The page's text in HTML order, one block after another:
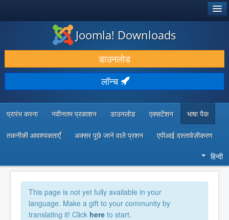
डाउनलोड करें और बढ़ाएं
खोजें और जानें
सामुदायिक समर्थन
डेवलपर संसाधन
Joomla! Downloads
डाउनलोड
लॉन्च
प्रारंभ करना नवीनतम प्रकाशन डाउनलोड एक्सटेंशन भाषा पैक
तकनीकी आवश्यकताएँ अक्सर पूछे जाने वाले प्रशन एपीआई दस्तावेज़ीकरण
हिन्दी
This page is not yet fully available in your
language. Make a gift to your community by
translating it! Click here to start.